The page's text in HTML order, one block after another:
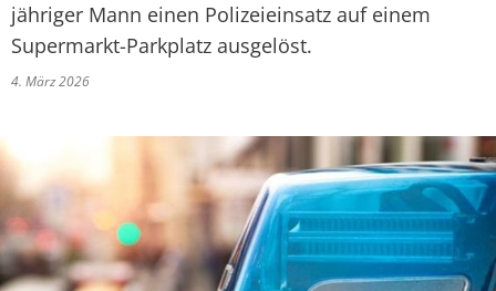
jähriger Mann einen Polizeieinsatz auf einem
Supermarkt-Parkplatz ausgelöst.
4. März 2026